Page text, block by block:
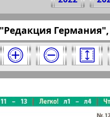
ВыберитеГермания",
Номер: 12,